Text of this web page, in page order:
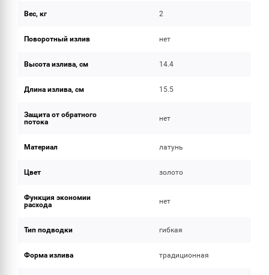
Вес, кг 2
Поворотный излив нет
Высота излива, см 14.4
Длина излива, см 15.5
Защита от обратного
потока
нет
Материал латунь
Цвет золото
Функция экономии
расхода
нет
Тип подводки гибкая
Форма излива традиционная